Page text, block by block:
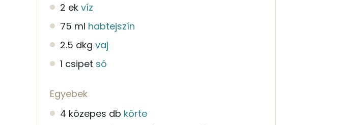
2 ek víz
75 ml habtejszín
2.5 dkg vaj
1 csipet só
Egyebek
4 közepes db körte